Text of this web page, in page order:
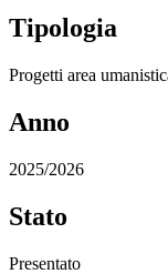
Tipologia
Progetti area
Anno
2025/2026
Stato
Presentato